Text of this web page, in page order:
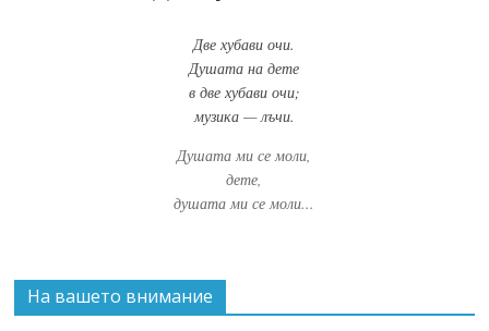
Две хубави очи.
Душата на дете
в две хубави очи;
музика — лъчи.
Душата ми се моли,
дете,
душата ми се моли...
На вашето внимание